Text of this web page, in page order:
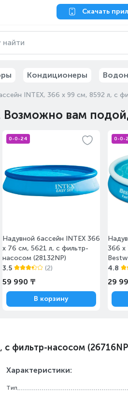
Скачать
Кондиционеры
INTEX, 366 х 99 см, 8592 л, с
Возможно вам
0-0-24
Надувной бассейн INTEX 366
x 76 см, 5621 л, с фильтр-
насосом (28132NP)
3.5
(2)
59 990 ₸
В корзину
0-0-
366 x
4.8
29
с фильтр-насосом
Характеристики:
Тип